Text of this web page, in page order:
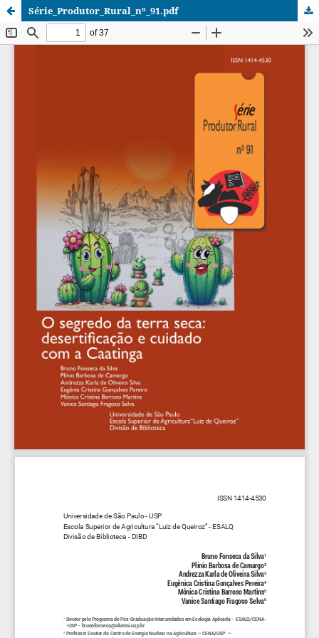
Série_Produtor_Rural_nº_91.pdf